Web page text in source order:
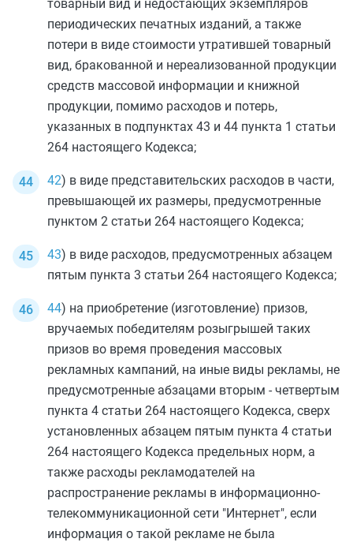
товарный вид и недостающих экземпляров
периодических печатных изданий, а также
потери в виде стоимости утратившей товарный
вид, бракованной и нереализованной продукции
средств массовой информации и книжной
продукции, помимо расходов и потерь,
указанных в подпунктах 43 и 44 пункта 1 статьи
264 настоящего Кодекса;
42) в виде представительских расходов в части,
превышающей их размеры, предусмотренные
пунктом 2 статьи 264 настоящего Кодекса;
43) в виде расходов, предусмотренных абзацем
пятым пункта 3 статьи 264 настоящего Кодекса;
44) на приобретение (изготовление) призов,
вручаемых победителям розыгрышей таких
призов во время проведения массовых
рекламных кампаний, на иные виды рекламы, не
предусмотренные абзацами вторым - четвертым
пункта 4 статьи 264 настоящего Кодекса, сверх
установленных абзацем пятым пункта 4 статьи
264 настоящего Кодекса предельных норм, а
также расходы рекламодателей на
распространение рекламы в информационно-
телекоммуникационной сети "Интернет", если
информация о такой рекламе не была